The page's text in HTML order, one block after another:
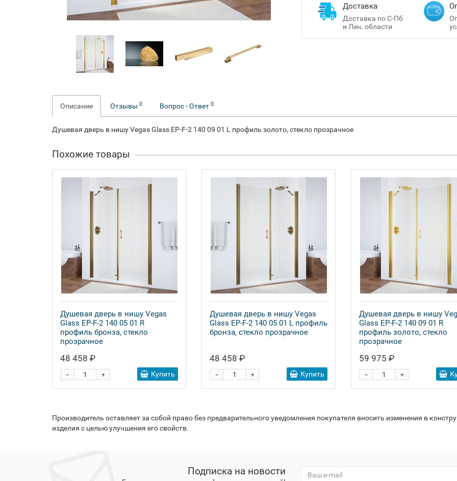
Доставка
Доставка по С-Пб
и Лен. области
Описание Отзывы 0 Вопрос - Ответ 0
Душевая дверь в нишу Vegas Glass EP-F-2 140 09 01 L профиль золото, стекло прозрачное
Похожие товары
Душевая дверь в нишу Vegas
Glass EP-F-2 140 05 01 R
профиль бронза, стекло
прозрачное
48 458 ₽
+
- Купить
Душевая дверь в нишу Vegas
Glass EP-F-2 140 05 01 L профиль
бронза, стекло прозрачное
48 458 ₽
+
- Купить
Душевая дверь в нишу
Glass EP-F-2 140 09 01 R
профиль золото, стекло
прозрачное
59 975 ₽
+
-
Производитель оставляет за собой право без предварительного уведомления покупателя вносить изменения в
изделия с целью улучшения его свойств.
Подписка на новости